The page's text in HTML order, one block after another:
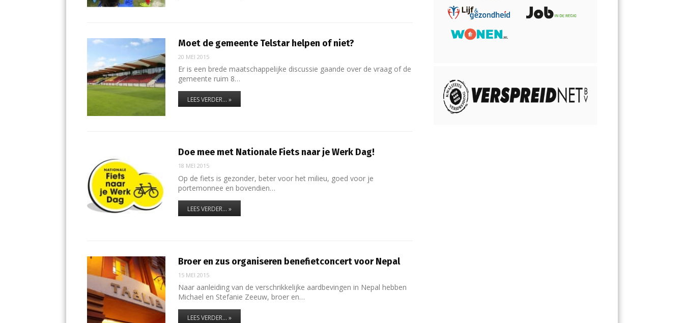
Moet de gemeente Telstar helpen of niet?
20 MEI 2015
Er is een brede maatschappelijke discussie gaande over de vraag of de
gemeente ruim 8…
LEES VERDER... »
Doe mee met Nationale Fiets naar je Werk Dag!
18 MEI 2015
Op de fiets is gezonder, beter voor het milieu, goed voor je
portemonnee en bovendien…
LEES VERDER... »
Broer en zus organiseren benefietconcert voor Nepal
15 MEI 2015
Naar aanleiding van de verschrikkelijke aardbevingen in Nepal hebben
Michael en Stefanie Zeeuw, broer en…
LEES VERDER... »